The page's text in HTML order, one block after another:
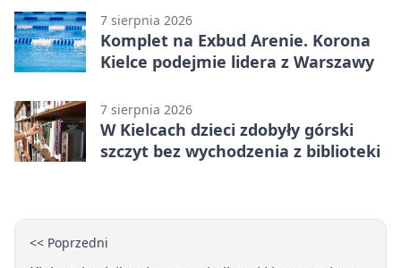
7 sierpnia 2026
Komplet na Exbud Arenie. Korona
Kielce podejmie lidera z Warszawy
7 sierpnia 2026
W Kielcach dzieci zdobyły górski
szczyt bez wychodzenia z biblioteki
<< Poprzedni